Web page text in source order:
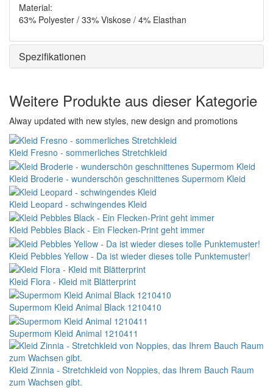
Material:
63% Polyester / 33% Viskose / 4% Elasthan
Spezifikationen
Weitere Produkte aus dieser Kategorie
Alway updated with new styles, new design and promotions
Kleid Fresno - sommerliches Stretchkleid
Kleid Broderie - wunderschön geschnittenes Supermom Kleid
Kleid Leopard - schwingendes Kleid
Kleid Pebbles Black - Ein Flecken-Print geht immer
Kleid Pebbles Yellow - Da ist wieder dieses tolle Punktemuster!
Kleid Flora - Kleid mit Blätterprint
Supermom Kleid Animal Black 1210410
Supermom Kleid Animal 1210411
Kleid Zinnia - Stretchkleid von Noppies, das Ihrem Bauch Raum
zum Wachsen gibt.